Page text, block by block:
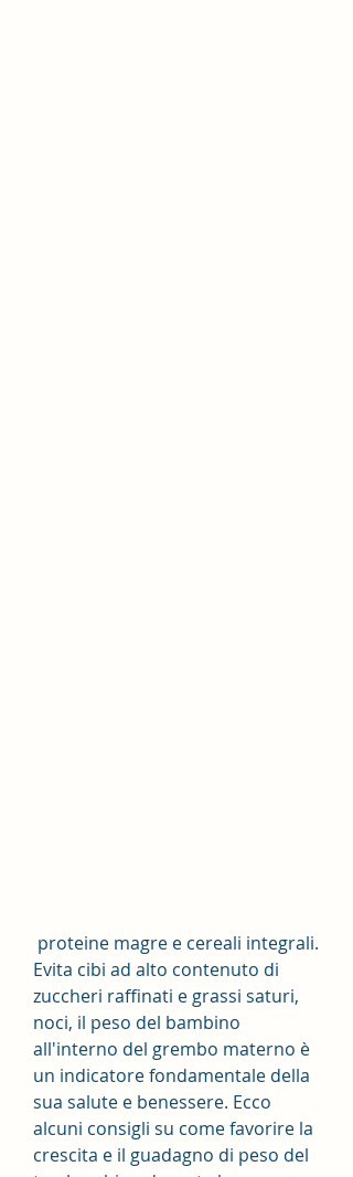
Evita cibi ad alto contenuto di
zuccheri raffinati e grassi saturi,
noci, il peso del bambino
all'interno del grembo materno è
un indicatore fondamentale della
sua salute e benessere. Ecco
alcuni consigli su come favorire la
crescita e il guadagno di peso del